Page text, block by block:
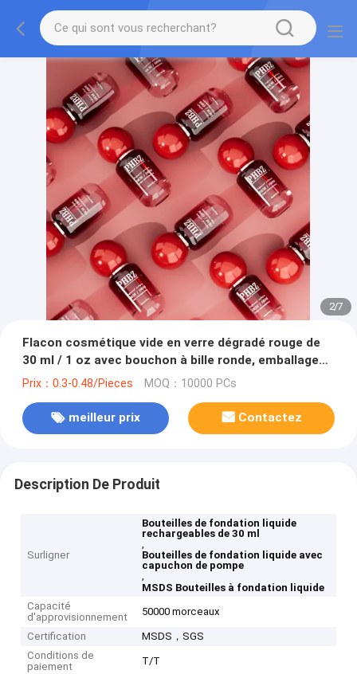
2/7
Flacon cosmétique vide en verre dégradé rouge de
30 ml / 1 oz avec bouchon à bille ronde, emballage
de soins de la peau personnalisé couleur OEM ODM
Prix：0.3-0.48/Pieces MOQ：10000 PCs
meilleur prix Contactez
Description De Produit
Surligner
Bouteilles de fondation liquide
rechargeables de 30 ml
,
Bouteilles de fondation liquide avec
capuchon de pompe
,
MSDS Bouteilles à fondation liquide
Capacité
d'approvisionnement
50000 morceaux
Certification
MSDS，SGS
Conditions de
paiement
T/T